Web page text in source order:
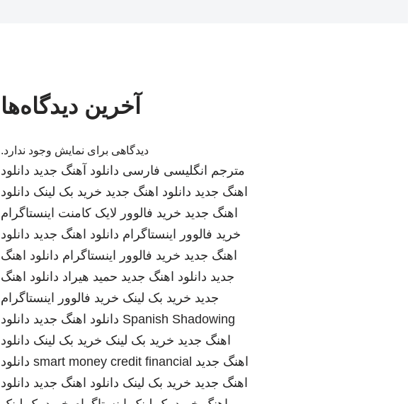
آخرین دیدگاه‌ها
دیدگاهی برای نمایش وجود ندارد.
مترجم انگلیسی فارسی دانلود آهنگ جدید دانلود
اهنگ جدید دانلود اهنگ جدید خرید بک لینک دانلود
اهنگ جدید خرید فالوور لایک کامنت اینستاگرام
خرید فالوور اینستاگرام دانلود اهنگ جدید دانلود
اهنگ جدید خرید فالوور اینستاگرام دانلود اهنگ
جدید دانلود اهنگ جدید حمید هیراد دانلود اهنگ
جدید خرید بک لینک خرید فالوور اینستاگرام
Spanish Shadowing دانلود اهنگ جدید دانلود
اهنگ جدید خرید بک لینک خرید بک لینک دانلود
اهنگ جدید smart money credit financial دانلود
اهنگ جدید خرید بک لینک دانلود اهنگ جدید دانلود